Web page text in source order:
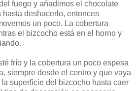
fuego y añadimos el chocolate
deshacerlo, entonces
un poco. La cobertura
el bizcocho está en el horno y
frío y la cobertura un poco espesa
siempre desde el centro y que vaya
superficie del bizcocho hasta caer